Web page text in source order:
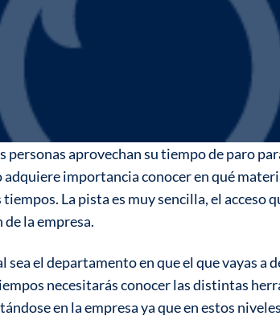
personas aprovechan su tiempo de paro
adquiere importancia conocer en qué
tiempos. La pista es muy sencilla, el acceso
de la empresa.
sea el departamento en que el que vayas
necesitarás conocer las distintas
en la empresa ya que en estos